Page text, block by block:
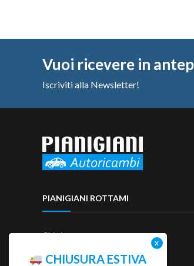
Vuoi ricevere in
Iscriviti alla Newsletter!
PIANIGIANI ROTTAMI
Chi siamo
Contattaci
CHIUSURA ESTIVA